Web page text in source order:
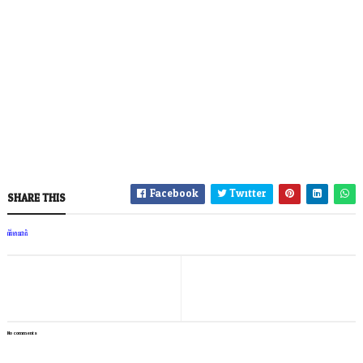
SHARE THIS Facebook Twitter
ព័ត៌មានជាតិ
No comments